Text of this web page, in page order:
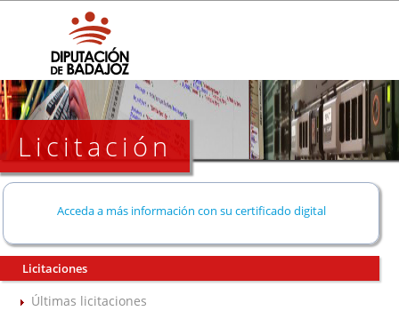
Licitación
Acceda a más información con su certificado digital
Licitaciones
Últimas licitaciones